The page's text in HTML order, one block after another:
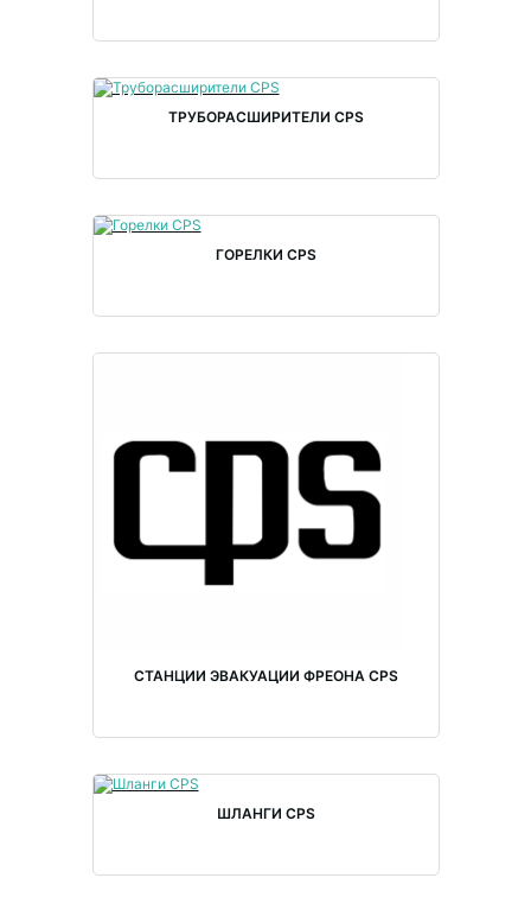
ТРУБОРАСШИРИТЕЛИ CPS
ГОРЕЛКИ CPS
СТАНЦИИ ЭВАКУАЦИИ ФРЕОНА CPS
ШЛАНГИ CPS